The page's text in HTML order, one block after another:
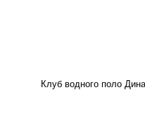
Клуб водного поло